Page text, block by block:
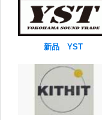
新品 YST